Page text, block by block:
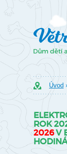
Úvod
ROK
2026V